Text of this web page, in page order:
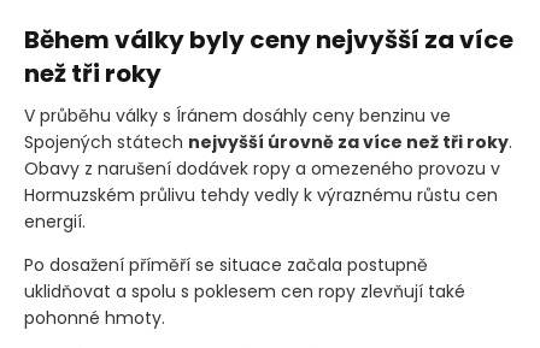
Během války byly ceny nejvyšší za více
než tři roky
V průběhu války s Íránem dosáhly ceny benzinu ve
Spojených státech nejvyšší úrovně za více než tři roky.
Obavy z narušení dodávek ropy a omezeného provozu v
Hormuzském průlivu tehdy vedly k výraznému růstu cen
energií.
Po dosažení příměří se situace začala postupně
uklidňovat a spolu s poklesem cen ropy zlevňují také
pohonné hmoty.